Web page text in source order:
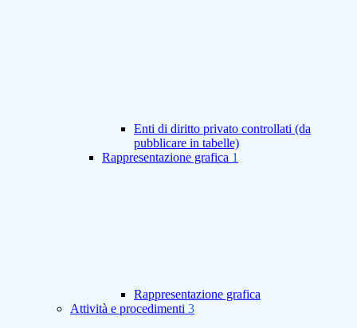
Enti di diritto privato controllati (da
pubblicare in tabelle)
Rappresentazione grafica 1
Rappresentazione grafica
Attività e procedimenti 3